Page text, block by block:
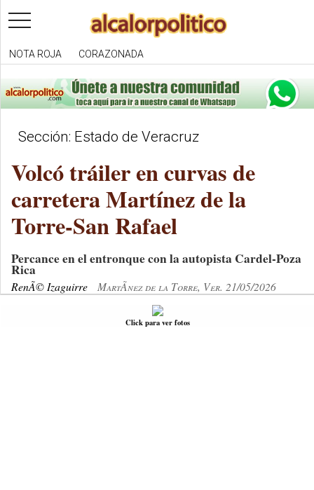
toggle
navigation
NOTA ROJA CORAZONADA
Sección: Estado de Veracruz
Volcó tráiler en curvas de
carretera Martínez de la
Torre-San Rafael
Percance en el entronque con la autopista Cardel-Poza
Rica
RenÃ© Izaguirre MartÃ­nez de la Torre, Ver. 21/05/2026
Click para ver fotos